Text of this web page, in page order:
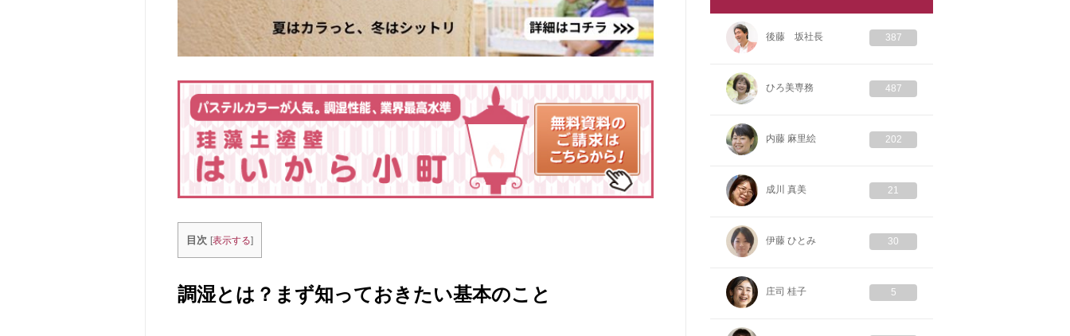
目次 [表示する]
調湿とは？まず知っておきたい基本のこと
後藤 坂社長 387
ひろ美専務 487
内藤 麻里絵 202
成川 真美 21
伊藤 ひとみ 30
庄司 桂子 5